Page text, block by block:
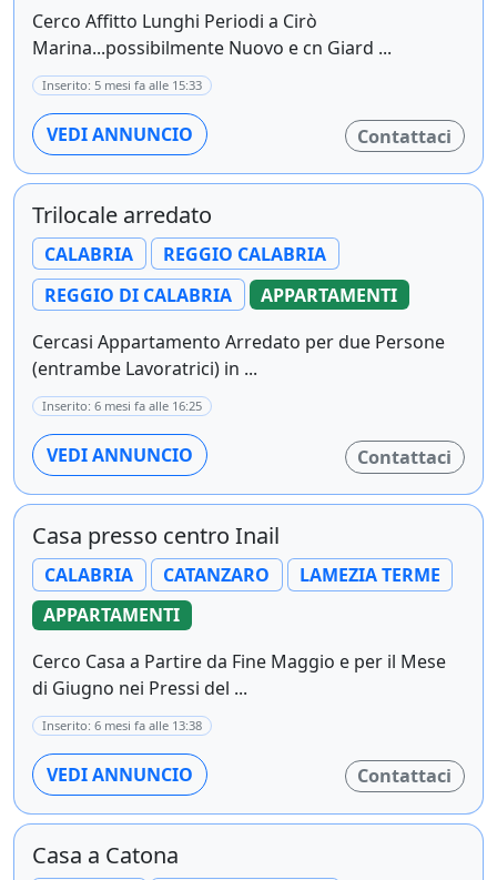
Cerco Affitto Lunghi Periodi a Cirò
Marina...possibilmente Nuovo e cn Giard ...
Inserito: 5 mesi fa alle 15:33
VEDI ANNUNCIO Contattaci
Trilocale arredato
CALABRIA
REGGIO CALABRIA
REGGIO DI CALABRIA
APPARTAMENTI
Cercasi Appartamento Arredato per due Persone
(entrambe Lavoratrici) in ...
Inserito: 6 mesi fa alle 16:25
VEDI ANNUNCIO Contattaci
Casa presso centro Inail
CALABRIA CATANZARO
LAMEZIA TERME
APPARTAMENTI
Cerco Casa a Partire da Fine Maggio e per il Mese
di Giugno nei Pressi del ...
Inserito: 6 mesi fa alle 13:38
VEDI ANNUNCIO Contattaci
Casa a Catona